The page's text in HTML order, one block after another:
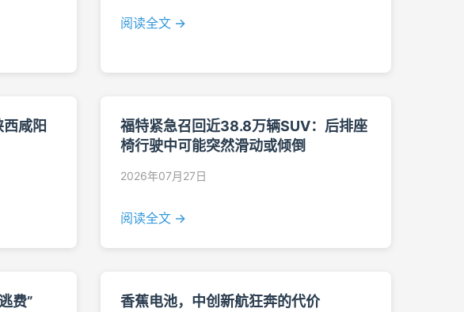
阅读全文 →
咸阳
福特紧急召回近38.8万辆SUV：后排座
椅行驶中可能突然滑动或倾倒
2026年07月27日
阅读全文 →
费”
香蕉电池，中创新航狂奔的代价